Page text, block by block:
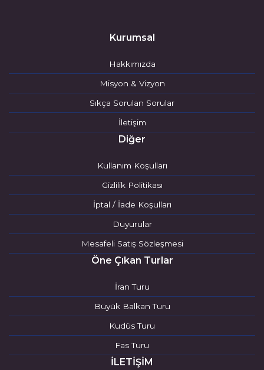
Kurumsal
Hakkımızda
Misyon & Vizyon
Sıkça Sorulan Sorular
İletişim
Diğer
Kullanım Koşulları
Gizlilik Politikası
İptal / İade Koşulları
Duyurular
Mesafeli Satış Sözleşmesi
Öne Çıkan Turlar
İran Turu
Büyük Balkan Turu
Kudüs Turu
Fas Turu
İLETİŞİM